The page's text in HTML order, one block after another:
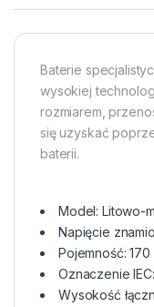
Baterie
wysokiej
rozmiarem,
się uzyskać
baterii.
Model: Litowo-
Napięcie
Pojemność: 170
Oznaczenie
Wysokość